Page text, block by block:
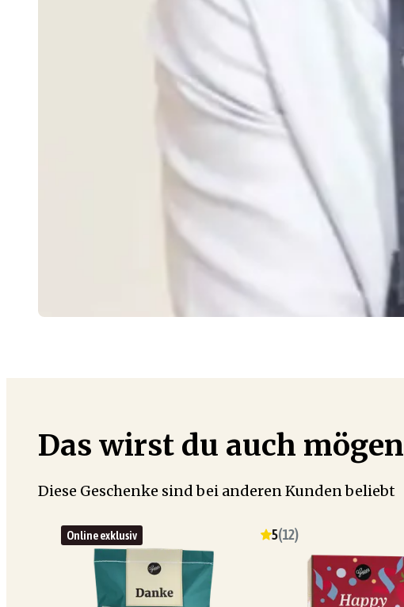
Das wirst du auch mögen
Diese Geschenke sind bei anderen Kunden beliebt
Online exklusiv 5(12)